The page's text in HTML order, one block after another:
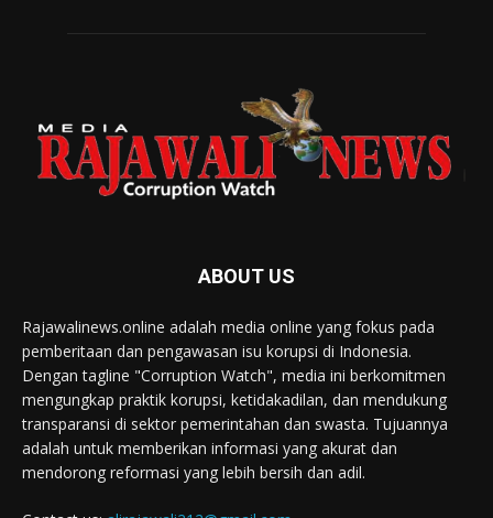
ABOUT US
Rajawalinews.online adalah media online yang fokus pada
pemberitaan dan pengawasan isu korupsi di Indonesia.
Dengan tagline "Corruption Watch", media ini berkomitmen
mengungkap praktik korupsi, ketidakadilan, dan mendukung
transparansi di sektor pemerintahan dan swasta. Tujuannya
adalah untuk memberikan informasi yang akurat dan
mendorong reformasi yang lebih bersih dan adil.